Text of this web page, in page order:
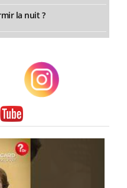
la nuit ?